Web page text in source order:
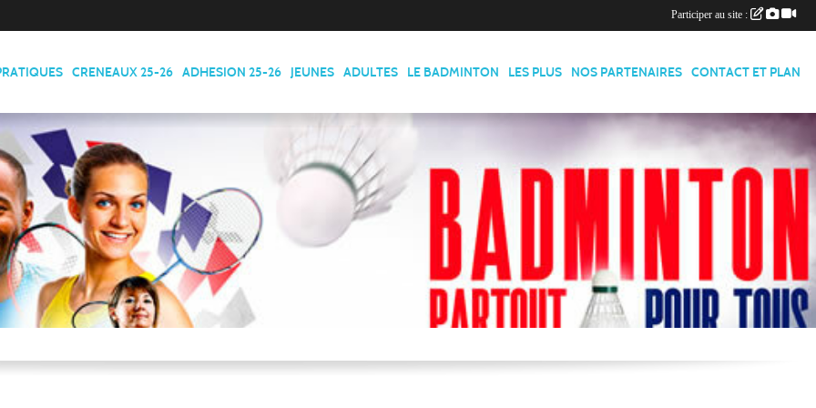
CRENEAUX 25-26 ADHESION 25-26 JEUNES ADULTES LE BADMINTON LES PLUS NOS PARTENAIRES CONTACT ET PLAN
Participer au site :